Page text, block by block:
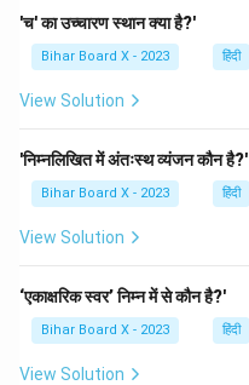
'च' का उच्चारण स्थान क्या है?'
Bihar Board X - 2023 हिंदी
View Solution
'निम्नलिखित में अंतःस्थ व्यंजन कौन है?'
Bihar Board X - 2023 हिंदी
View Solution
‘एकाक्षरिक स्वर’ निम्न में से कौन है?'
Bihar Board X - 2023 हिंदी
View Solution